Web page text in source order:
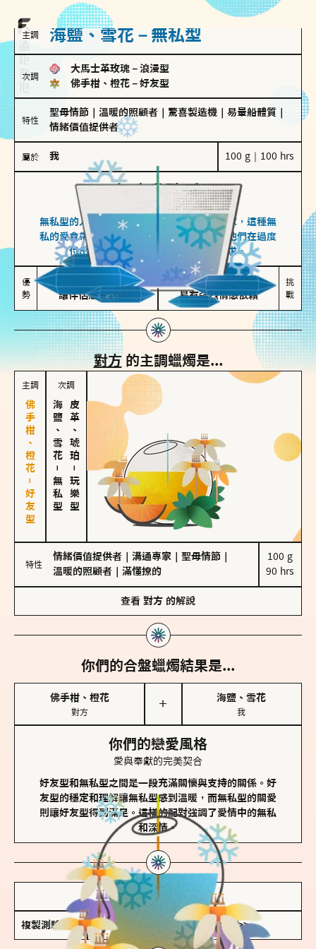
主調 海鹽、雪花－無私型
次調
大馬士革玫瑰 － 浪漫型
佛手柑、橙花 － 好友型
特性
聖母情節 溫暖的照顧者 驚喜製造機 易暈船體質
情緒價值提供者
屬於 我 100 g｜100 hrs
無私型
海鹽、雪花
無私型的人傾向用心呵護、滿足另一半的需求，這種無
私的愛會帶來緊密的關係連結，但也可能讓他們在過度
付出中迷失自我，忽略自己真正的需求。
優
勢
讓伴侶感受到關懷
較難設立界線
易有強烈情感依賴
挑
戰
對方的主調蠟燭是...
主調
佛手柑、橙花－好友型
次調
海鹽、雪花
－
無私型
皮革、琥珀
－
玩樂型
特性
情緒價值提供者 溝通專家 聖母情節
溫暖的照顧者
滿懂撩的
100 g
90 hrs
查看 對方 的解說
你們的合盤蠟燭結果是...
佛手柑、橙花
對方
＋
海鹽、雪花
我
你們的戀愛風格
愛與奉獻的完美契合
好友型和無私型之間是一段充滿關懷與支持的關係。好
友型的穩定和理解讓無私型感到溫暖，而無私型的關愛
則讓好友型得到滿足。這樣的配對強調了愛情中的無私
和深情。
儲存我的結果圖
複製測驗連結 查看香氛類型全解析 >>>